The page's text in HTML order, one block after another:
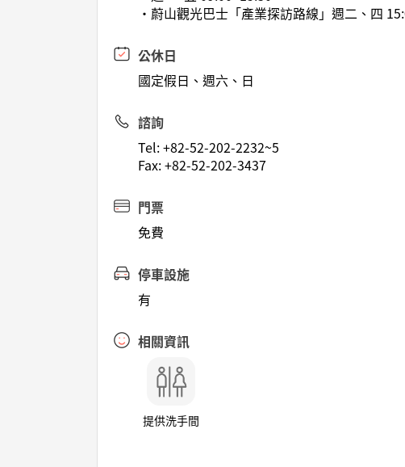
•蔚山觀光巴士「產業探訪路線」週二、四
公休日
國定假日、週六、日
諮詢
Tel: +82-52-202-2232~5
Fax: +82-52-202-3437
門票
免費
停車設施
有
相關資訊
提供洗手間